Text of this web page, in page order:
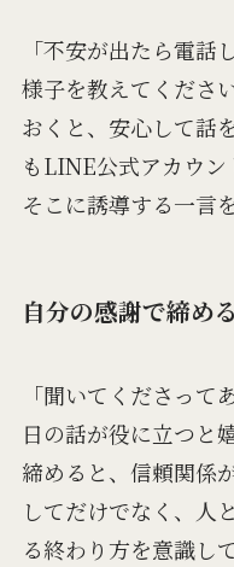
「不安が出たら電
様子を教えてくださ
おくと、安心して話
もLINE公式アカウン
そこに誘導する一言
自分の感謝で締める
「聞いてくださっ
日の話が役に立つと
締めると、信頼関係
してだけでなく、人
る終わり方を意識し